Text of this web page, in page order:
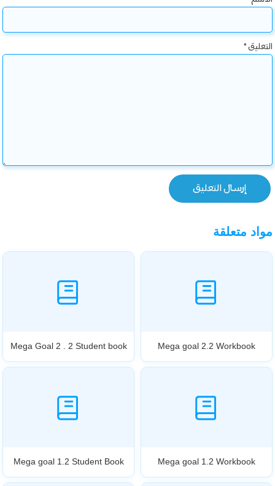
التعليق*
مواد متعلقة
Mega goal 2.2 Workbook
Mega Goal 2 . 2 Student book
Mega goal 1.2 Workbook
Mega goal 1.2 Student Book